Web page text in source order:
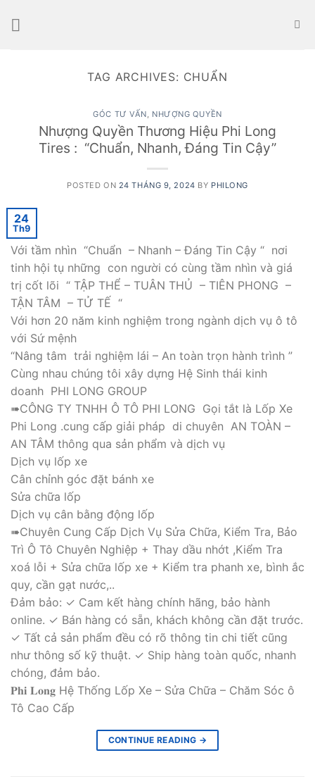
TAG ARCHIVES: CHUẨN
GÓC TƯ VẤN, NHƯỢNG QUYỀN
Nhượng Quyền Thương Hiệu Phi Long
Tires : “Chuẩn, Nhanh, Đáng Tin Cậy”
POSTED ON 24 THÁNG 9, 2024 BY PHILONG
24
Th9
Với tầm nhìn “Chuẩn – Nhanh – Đáng Tin Cậy “ nơi
tinh hội tụ những con người có cùng tầm nhìn và giá
trị cốt lõi “ TẬP THỂ – TUÂN THỦ – TIÊN PHONG –
TẬN TÂM – TỬ TẾ “
Với hơn 20 năm kinh nghiệm trong ngành dịch vụ ô tô
với Sứ mệnh
“Nâng tâm trải nghiệm lái – An toàn trọn hành trình ”
Cùng nhau chúng tôi xây dựng Hệ Sinh thái kinh
doanh PHI LONG GROUP
➠CÔNG TY TNHH Ô TÔ PHI LONG Gọi tắt là Lốp Xe
Phi Long .cung cấp giải pháp di chuyên AN TOÀN –
AN TÂM thông qua sản phẩm và dịch vụ
Dịch vụ lốp xe
Cân chỉnh góc đặt bánh xe
Sửa chữa lốp
Dịch vụ cân bằng động lốp
➠Chuyên Cung Cấp Dịch Vụ Sửa Chữa, Kiểm Tra, Bảo
Trì Ô Tô Chuyên Nghiệp + Thay dầu nhớt ,Kiểm Tra
xoá lỗi + Sửa chữa lốp xe + Kiểm tra phanh xe, bình ắc
quy, cần gạt nước,..
Đảm bảo: ✓ Cam kết hàng chính hãng, bảo hành
online. ✓ Bán hàng có sẵn, khách không cần đặt trước.
✓ Tất cả sản phẩm đều có rõ thông tin chi tiết cũng
như thông số kỹ thuật. ✓ Ship hàng toàn quốc, nhanh
chóng, đảm bảo.
𝐏𝐡𝐢 𝐋𝐨𝐧𝐠 Hệ Thống Lốp Xe – Sửa Chữa – Chăm Sóc ô
Tô Cao Cấp
CONTINUE READING →